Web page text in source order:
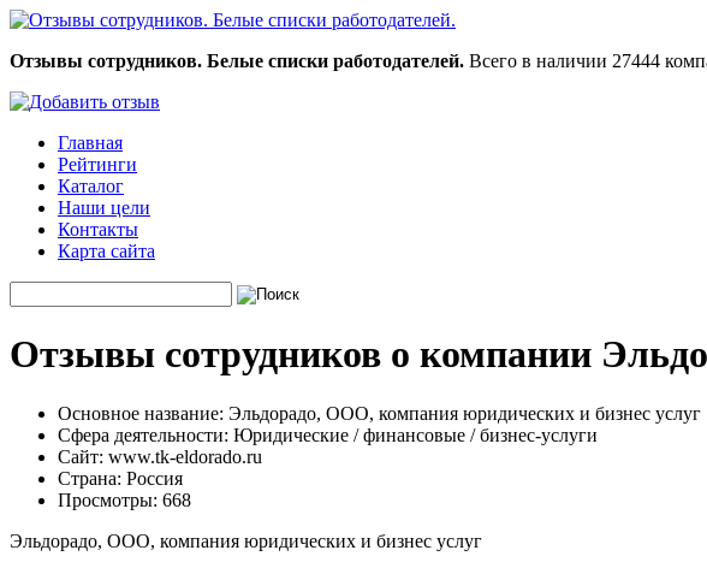
Отзывы сотрудников. Белые списки работодателей. Всего в наличии 27444
Главная
Рейтинги
Каталог
Наши цели
Контакты
Карта сайта
Отзывы сотрудников о компании
Основное название: Эльдорадо, ООО, компания юридических и бизнес услуг
Сфера деятельности: Юридические / финансовые / бизнес-услуги
Сайт: www.tk-eldorado.ru
Страна: Россия
Просмотры: 668
Эльдорадо, ООО, компания юридических и бизнес услуг